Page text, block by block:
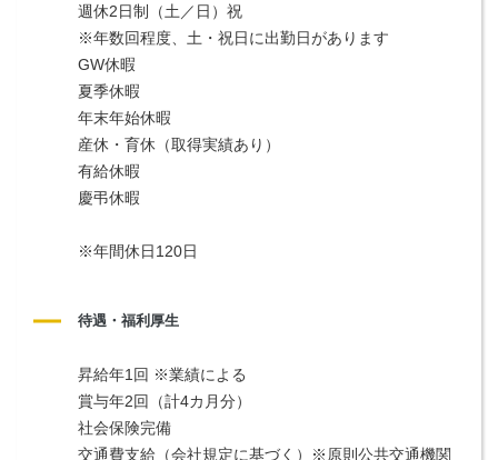
週休2日制（土／日）祝
※年数回程度、土・祝日に出勤日があります
GW休暇
夏季休暇
年末年始休暇
産休・育休（取得実績あり）
有給休暇
慶弔休暇
※年間休日120日
待遇・福利厚生
昇給年1回 ※業績による
賞与年2回（計4カ月分）
社会保険完備
交通費支給（会社規定に基づく）※原則公共交通機関